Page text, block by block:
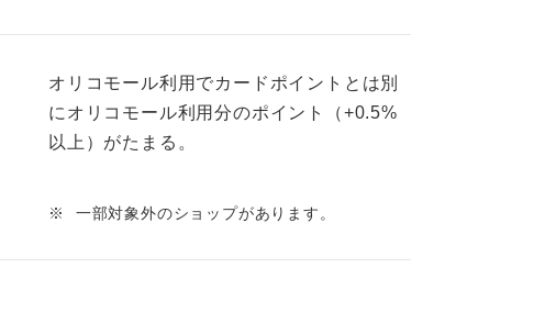
オリコモール利用でカードポイントとは別
にオリコモール利用分のポイント（+0.5%
以上）がたまる。
※ 一部対象外のショップがあります。